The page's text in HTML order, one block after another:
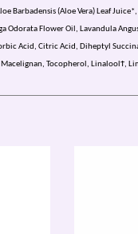
Barbadensis (Aloe Vera) Leaf
Odorata Flower Oil, Lavandula
Acid, Citric Acid, Diheptyl
Tocopherol, LinaloolϮ,